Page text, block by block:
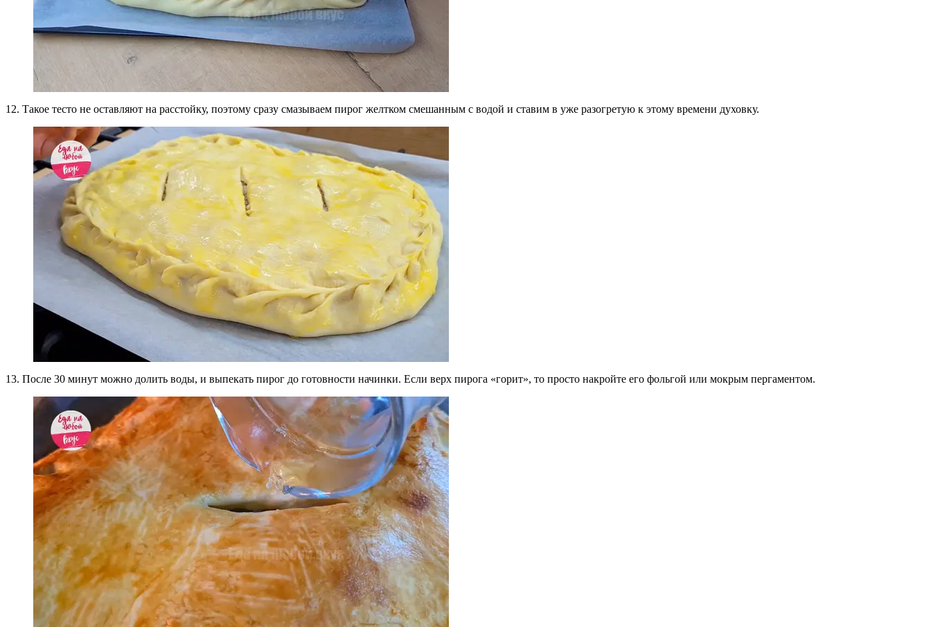
12. Такое тесто не оставляют на расстойку, поэтому сразу смазываем пирог желтком смешанным с водой и ставим в уже разогретую к этому времени духовку.
13. После 30 минут можно долить воды, и выпекать пирог до готовности начинки. Если верх пирога «горит», то просто накройте его фольгой или мокрым пергаментом.